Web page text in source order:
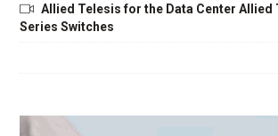
Allied Telesis for the Data Center Allied
Series Switches